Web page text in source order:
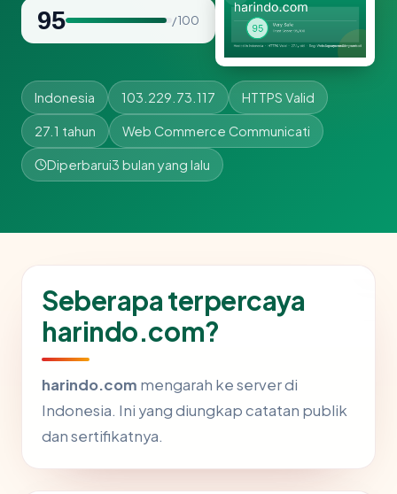
95 / 100
Indonesia 103.229.73.117 HTTPS Valid
27.1 tahun Web Commerce Communicati
Diperbarui3 bulan yang lalu
Seberapa terpercaya
harindo.com?
harindo.com mengarah ke server di
Indonesia. Ini yang diungkap catatan publik
dan sertifikatnya.